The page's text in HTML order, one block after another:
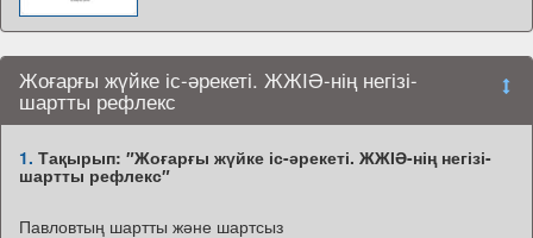
Жоғарғы жүйке іс-әрекеті. ЖЖІӘ-нің негізі-
шартты рефлекс
1. Тақырып: ″Жоғарғы жүйке іс-әрекеті. ЖЖІӘ-нің негізі-
шартты рефлекс″
Павловтың шартты және шартсыз